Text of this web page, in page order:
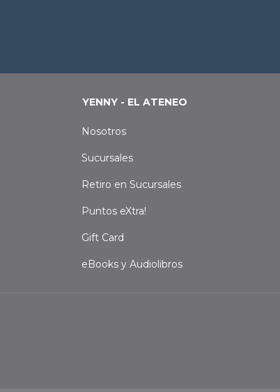
YENNY - EL ATENEO
Nosotros
Sucursales
Retiro en Sucursales
Puntos eXtra!
Gift Card
eBooks y Audiolibros